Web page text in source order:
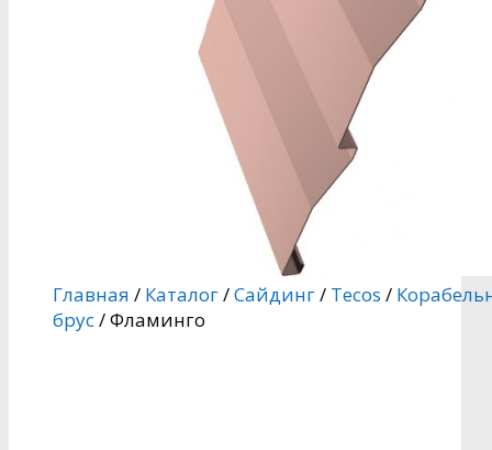
Главная / Каталог/Сайдинг/ Tecos /
брус/ Фламинго